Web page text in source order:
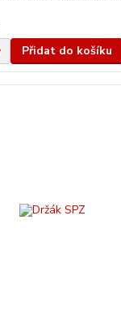
Přidat do košíku